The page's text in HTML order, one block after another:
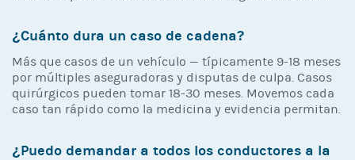
¿Cuánto dura un caso de cadena?
Más que casos de un vehículo — típicamente 9-18 meses
por múltiples aseguradoras y disputas de culpa. Casos
quirúrgicos pueden tomar 18-30 meses. Movemos cada
caso tan rápido como la medicina y evidencia permitan.
¿Puedo demandar a todos los conductores a la